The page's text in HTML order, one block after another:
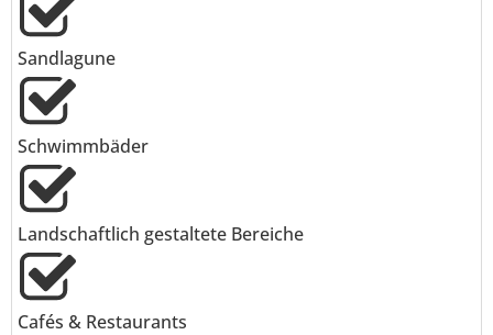
Sandlagune
Schwimmbäder
Landschaftlich gestaltete Bereiche
Cafés & Restaurants